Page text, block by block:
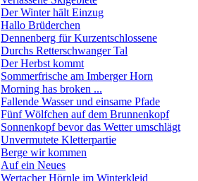
Der Winter hält Einzug
Hallo Brüderchen
Dennenberg für Kurzentschlossene
Durchs Retterschwanger Tal
Der Herbst kommt
Sommerfrische am Imberger Horn
Morning has broken ...
Fallende Wasser und einsame Pfade
Fünf Wölfchen auf dem Brunnenkopf
Sonnenkopf bevor das Wetter umschlägt
Unvermutete Kletterpartie
Berge wir kommen
Auf ein Neues
Wertacher Hörnle im Winterkleid